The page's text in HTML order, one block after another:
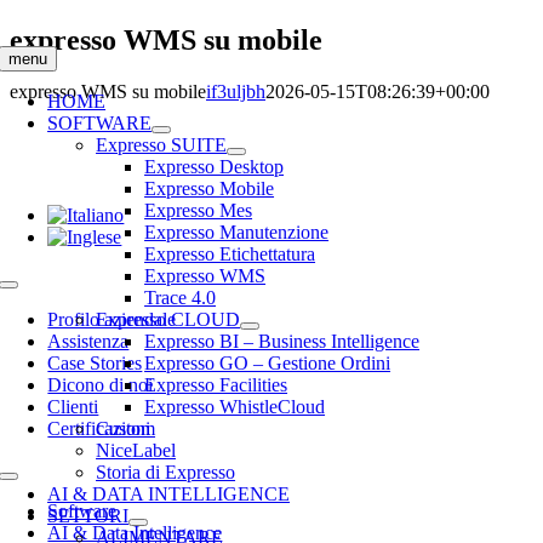
Salta
al
contenuto
menu
HOME
SOFTWARE
Expresso SUITE
Expresso Desktop
Expresso Mobile
Expresso Mes
Expresso Manutenzione
Expresso Etichettatura
Expresso WMS
Trace 4.0
Expresso CLOUD
Expresso BI – Business Intelligence
Expresso GO – Gestione Ordini
Expresso Facilities
Expresso WhistleCloud
Custom
NiceLabel
Storia di Expresso
AI & DATA INTELLIGENCE
SETTORI
ALIMENTARE
expresso WMS su mobile
expresso WMS su mobileif3uljbh2026-05-15T08:26:39+00:00
Toggle
NavigationProfilo aziendale
Assistenza
Case Stories
Dicono di noi
Clienti
Certificazioni
Toggle
NavigationSoftware
AI & Data Intelligence